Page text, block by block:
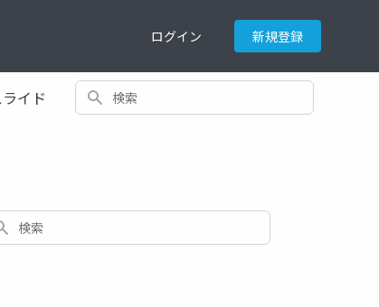
ログイン 新規登録
イド 検索